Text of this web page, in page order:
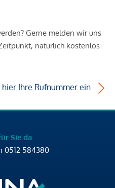
Gerne melden wir uns
natürlich kostenlos
hier Ihre Rufnummer ein
Sie da
0512 584380